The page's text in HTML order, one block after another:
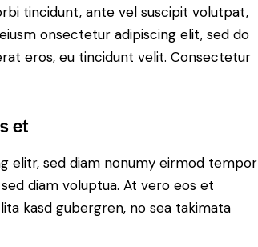
tincidunt, ante vel suscipit volutpat,
onsectetur adipiscing elit, sed do
eros, eu tincidunt velit. Consectetur
et
elitr, sed diam nonumy eirmod tempor
diam voluptua. At vero eos et
kasd gubergren, no sea takimata